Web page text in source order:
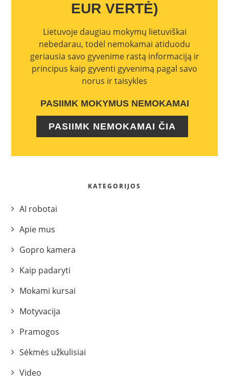
EUR VERTĖ)
Lietuvoje daugiau mokymų lietuviškai
nebedarau, todėl nemokamai atiduodu
geriausia savo gyvenime rastą informaciją ir
principus kaip gyventi gyvenimą pagal savo
norus ir taisykles
PASIIMK MOKYMUS NEMOKAMAI
PASIIMK NEMOKAMAI ČIA
KATEGORIJOS
AI robotai
Apie mus
Gopro kamera
Kaip padaryti
Mokami kursai
Motyvacija
Pramogos
Sėkmės užkulisiai
Video